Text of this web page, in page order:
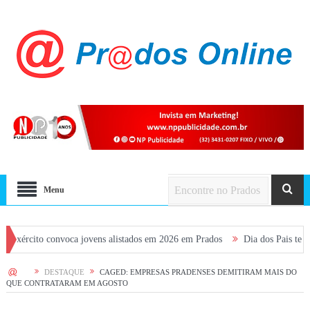
Menu
jovens alistados em 2026 em Prados Dia dos Pais terá fim de
HOME DESTAQUE
CAGED: EMPRESAS PRADENSES DEMITIRAM MAIS DO
QUE CONTRATARAM EM AGOSTO